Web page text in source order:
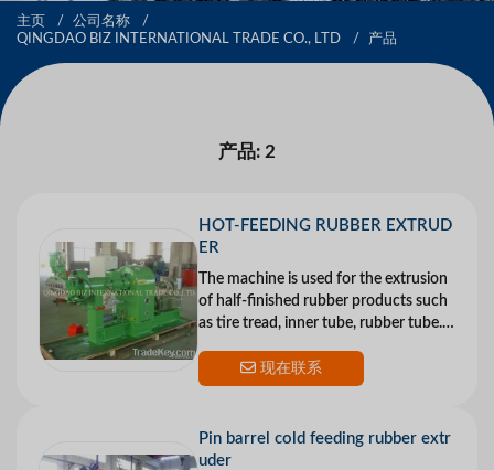
主页
公司名称
QINGDAO BIZ INTERNATIONAL TRADE CO., LTD
产品
产品: 2
HOT-FEEDING RUBBER EXTRUD
ER
The machine is used for the extrusion
of half-finished rubber products such
as tire tread, inner tube, rubber tube. E
现在联系
Pin barrel cold feeding rubber extr
uder